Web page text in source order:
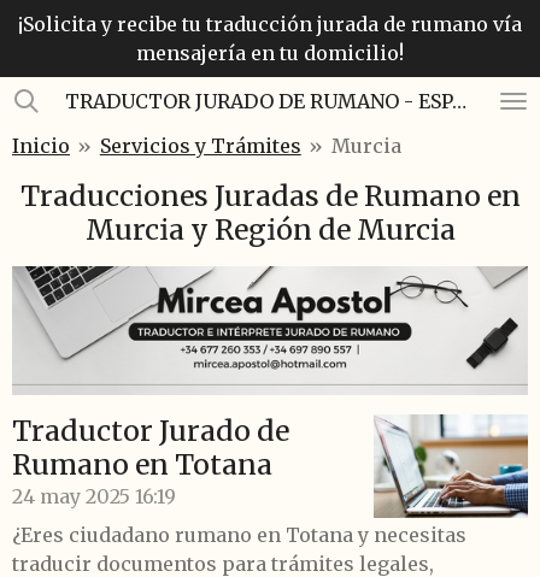
Ir
contenido
principal
TRADUCTOR JURADO DE RUMANO - ESPAÑOL
¡Solicita y recibe tu traducción jurada de rumano vía
mensajería en tu domicilio!
Inicio » Servicios y Trámites » Murcia
Traducciones Juradas de Rumano en
Murcia y Región de Murcia
Traductor Jurado de
Rumano en Totana
24 may 2025 16:19
¿Eres ciudadano rumano en Totana y necesitas
traducir documentos para trámites legales,